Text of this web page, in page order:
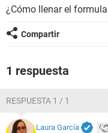
¿Cómo llenar el
Compartir
1 respuesta
RESPUESTA 1 / 1
Laura García